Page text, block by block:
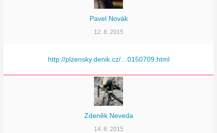
Pavel Novák
12. 8. 2015
http://plzensky.denik.cz/…0150709.html
Zdeněk Neveda
14. 8. 2015